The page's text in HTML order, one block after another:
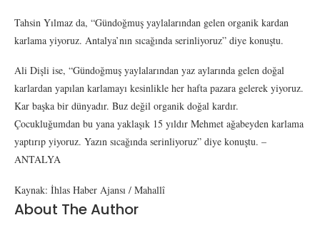
Tahsin Yılmaz da, “Gündoğmuş yaylalarından gelen organik kardan
karlama yiyoruz. Antalya’nın sıcağında serinliyoruz” diye konuştu.
Ali Dişli ise, “Gündoğmuş yaylalarından yaz aylarında gelen doğal
karlardan yapılan karlamayı kesinlikle her hafta pazara gelerek yiyoruz.
Kar başka bir dünyadır. Buz değil organik doğal kardır.
Çocukluğumdan bu yana yaklaşık 15 yıldır Mehmet ağabeyden karlama
yaptırıp yiyoruz. Yazın sıcağında serinliyoruz” diye konuştu. –
ANTALYA
Kaynak: İhlas Haber Ajansı / Mahallî
About The Author